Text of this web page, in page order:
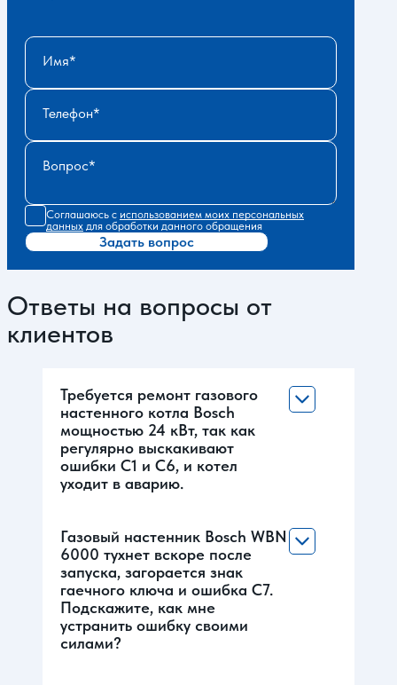
Имя
Телефон
Вопрос
Соглашаюсь с использованием моих персональных
данных для обработки данного обращения
Задать вопрос
Ответы на вопросы от
клиентов
Требуется ремонт газового
настенного котла Bosch
мощностью 24 кВт, так как
регулярно выскакивают
ошибки С1 и С6, и котел
уходит в аварию.
Газовый настенник Bosch WBN
6000 тухнет вскоре после
запуска, загорается знак
гаечного ключа и ошибка С7.
Подскажите, как мне
устранить ошибку своими
силами?